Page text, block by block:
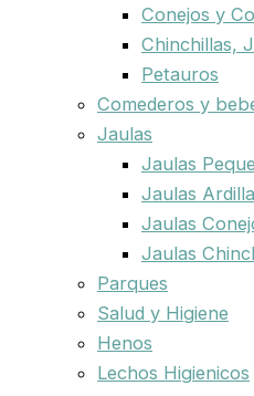
Conejos y
Chinchillas,
Petauros
Comederos y
Jaulas
Jaulas
Jaulas
Jaulas
Jaulas
Parques
Salud y Higiene
Henos
Lechos Higienicos